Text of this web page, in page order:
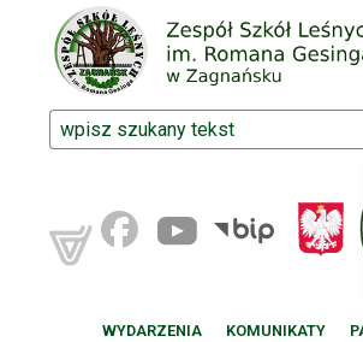
WYDARZENIA KOMUNIKATY